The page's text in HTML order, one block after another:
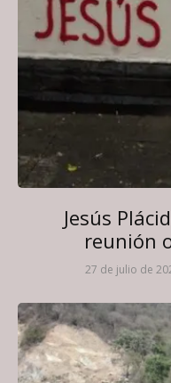
Jesús
reunión
27 de julio de